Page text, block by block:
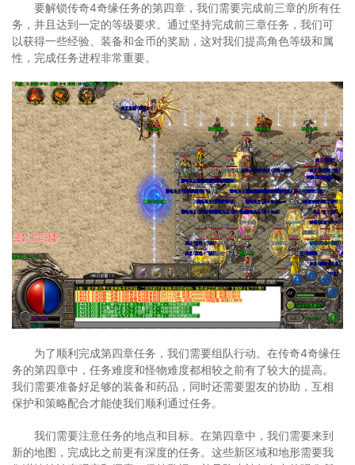
要解锁传奇4奇缘任务的第四章，我们需要完成前三章的所有任
务，并且达到一定的等级要求。通过坚持完成前三章任务，我们可
以获得一些经验、装备和金币的奖励，这对我们提高角色等级和属
性，完成任务进程非常重要。
为了顺利完成第四章任务，我们需要组队行动。在传奇4奇缘任
务的第四章中，任务难度和怪物难度都相较之前有了较大的提高。
我们需要准备好足够的装备和药品，同时还需要盟友的协助，互相
保护和策略配合才能使我们顺利通过任务。
我们需要注意任务的地点和目标。在第四章中，我们需要来到
新的地图，完成比之前更有深度的任务。这些新区域和地形需要我